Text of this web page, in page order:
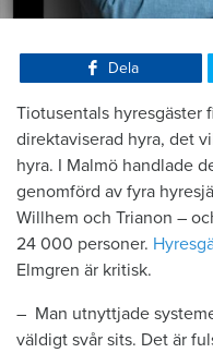
Dela
Tiotusentals hyresgäster
direktaviserad hyra, det
hyra. I Malmö handlade
genomförd av fyra
Willhem och Trianon –
24 000 personer.
Elmgren är kritisk.
– Man utnyttjade
väldigt svår sits. Det är